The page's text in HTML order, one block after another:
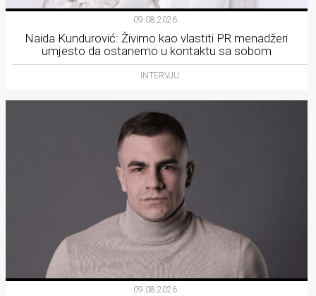
09.08.2026.
Naida Kundurović: Živimo kao vlastiti PR menadžeri
umjesto da ostanemo u kontaktu sa sobom
INTERVJU
09.08.2026.